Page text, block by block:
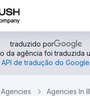
traduzido por
da agência foi traduzida
API de tradução do Google
Agencies In